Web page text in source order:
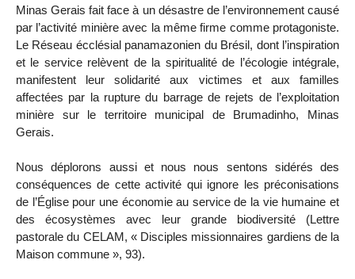
Minas Gerais fait face à un désastre de l’environnement causé
par l’activité minière avec la même firme comme protagoniste.
Le Réseau écclésial panamazonien du Brésil, dont l’inspiration
et le service relèvent de la spiritualité de l’écologie intégrale,
manifestent leur solidarité aux victimes et aux familles
affectées par la rupture du barrage de rejets de l’exploitation
minière sur le territoire municipal de Brumadinho, Minas
Gerais.
Nous déplorons aussi et nous nous sentons sidérés des
conséquences de cette activité qui ignore les préconisations
de l’Église pour une économie au service de la vie humaine et
des écosystèmes avec leur grande biodiversité (Lettre
pastorale du CELAM, « Disciples missionnaires gardiens de la
Maison commune », 93).